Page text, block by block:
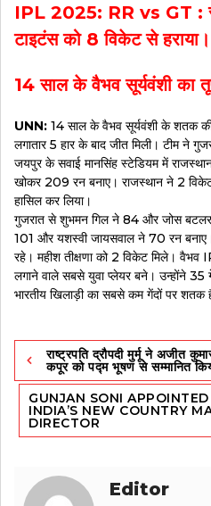
IPL 2025: RR vs GT :
टाइटंस को 8 विकेट से हराया।
14 साल के वैभव सूर्यवंशी का
UNN: 14 साल के वैभव सूर्यवंशी के शतक
लगातार 5 हार के बाद जीत मिली। टीम ने
जयपुर के सवाई मानसिंह स्टेडियम में
खोकर 209 रन बनाए। राजस्थान ने 2
हासिल कर लिया।
गुजरात से शुभमन गिल ने 84 और जोस
101 और यशस्वी जायसवाल ने 70 रन
रहे। महीश तीक्षणा को 2 विकेट मिले।
लगाने वाले सबसे युवा प्लेयर बने। उन्होंने
भारतीय खिलाड़ी का सबसे कम गेंदों पर शतक
Post
navigation
राष्ट्रपति द्रौपदी मुर्मू ने अजीत
कपूर को पद्म भूषण से सम्मानित
GUNJAN SONI
INDIA’S NEW COUNTRY
DIRECTOR
Editor